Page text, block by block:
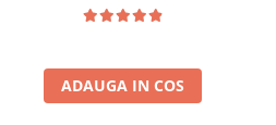
ADAUGA IN COS